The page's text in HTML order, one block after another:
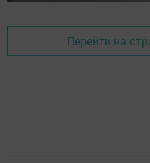
Перейти на